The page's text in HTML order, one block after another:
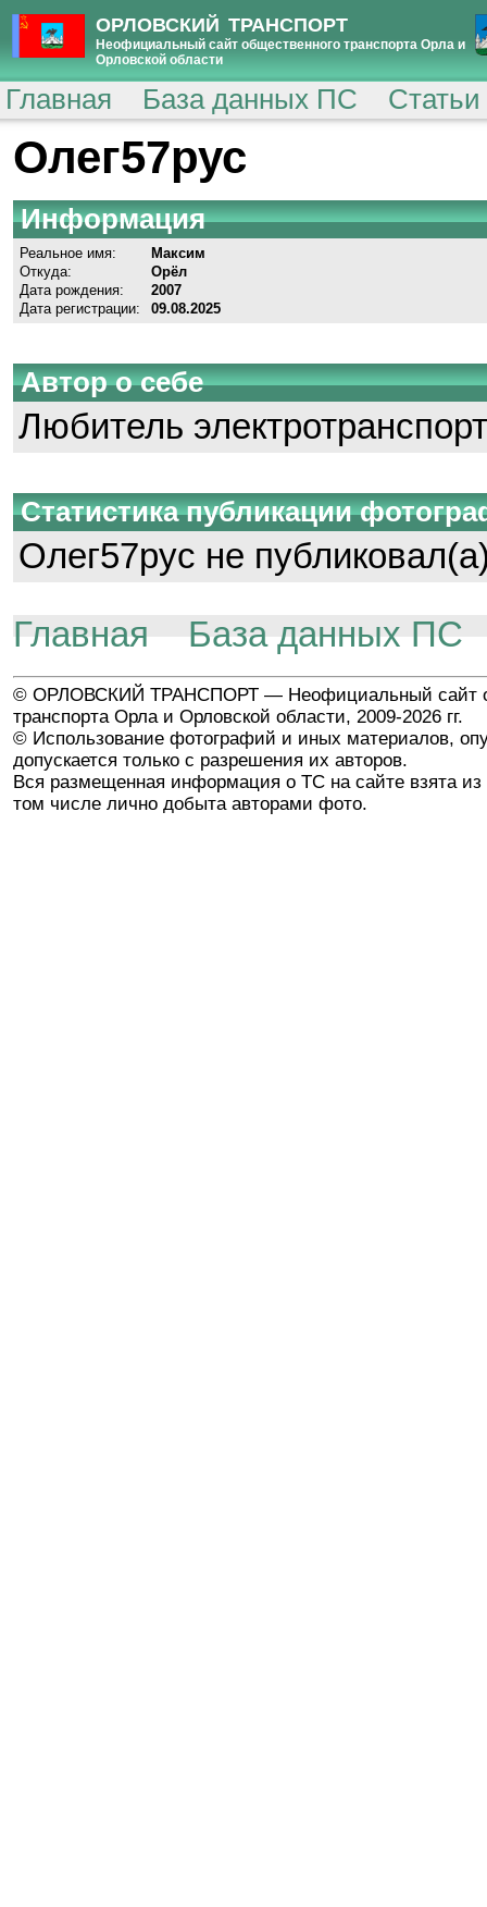
ОРЛОВСКИЙ ТРАНСПОРТ
Неофициальный сайт общественного транспорта Орла и
Орловской области
Главная База данных ПС
Олег57рус
Информация
Реальное имя:
Максим
Откуда:
Орёл
Дата рождения:
2007
Дата регистрации:
09.08.2025
Автор о себе
Любитель
Статистика публикации
Олег57рус не
Главная
База данных ПС
© ОРЛОВСКИЙ ТРАНСПОРТ — Неофициальный сайт
транспорта Орла и Орловской области, 2009-2026 гг.
© Использование фотографий и иных материалов,
допускается только с разрешения их авторов.
Вся размещенная информация о ТС на сайте взята из
том числе лично добыта авторами фото.